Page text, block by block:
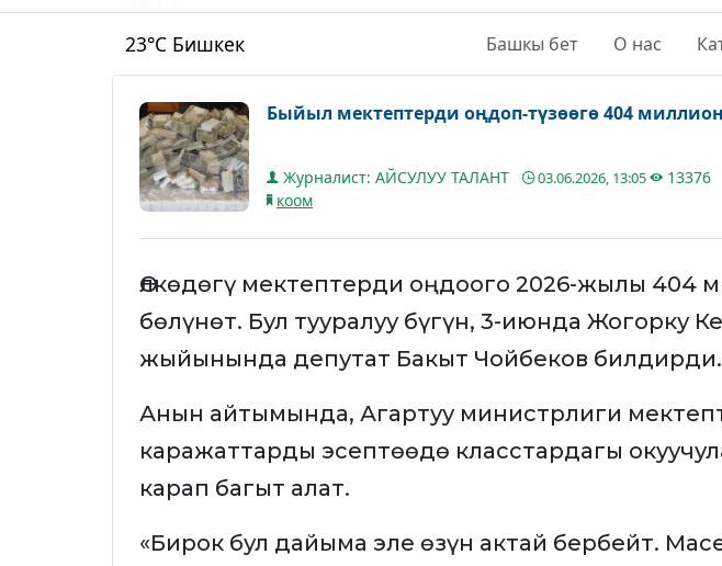
23°C Бишкек Башкы бет О нас
Быйыл мектептерди оңдоп-түзөөгө 404
Журналист: АЙСУЛУУ ТАЛАНТ 03.06.2026, 13:05
13376
коом
Өлкөдөгү мектептерди оңдоого 2026-жылы 404
бөлүнөт. Бул тууралуу бүгүн, 3-июнда Жогорку
жыйынында депутат Бакыт Чойбеков билдирди.
Анын айтымында, Агартуу министрлиги
каражаттарды эсептөөдө класстардагы
карап багыт алат.
«Бирок бул дайыма эле өзүн актай бербейт.